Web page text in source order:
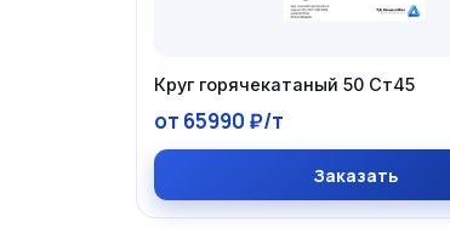
Круг горячекатаный 50 Ст45
от 65990 ₽/т
Заказать